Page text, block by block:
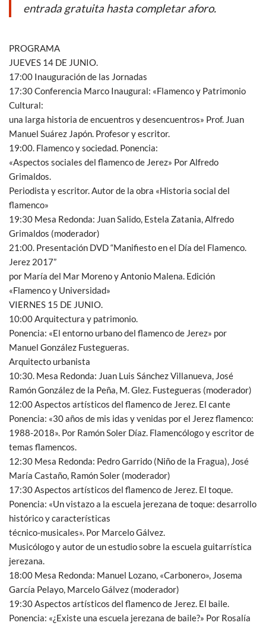
entrada gratuita hasta completar aforo.
PROGRAMA
JUEVES 14 DE JUNIO.
17:00 Inauguración de las Jornadas
17:30 Conferencia Marco Inaugural: «Flamenco y Patrimonio
Cultural:
una larga historia de encuentros y desencuentros» Prof. Juan
Manuel Suárez Japón. Profesor y escritor.
19:00. Flamenco y sociedad. Ponencia:
«Aspectos sociales del flamenco de Jerez» Por Alfredo
Grimaldos.
Periodista y escritor. Autor de la obra «Historia social del
flamenco»
19:30 Mesa Redonda: Juan Salido, Estela Zatania, Alfredo
Grimaldos (moderador)
21:00. Presentación DVD “Manifiesto en el Día del Flamenco.
Jerez 2017”
por María del Mar Moreno y Antonio Malena. Edición
«Flamenco y Universidad»
VIERNES 15 DE JUNIO.
10:00 Arquitectura y patrimonio.
Ponencia: «El entorno urbano del flamenco de Jerez» por
Manuel González Fustegueras.
Arquitecto urbanista
10:30. Mesa Redonda: Juan Luis Sánchez Villanueva, José
Ramón González de la Peña, M. Glez. Fustegueras (moderador)
12:00 Aspectos artísticos del flamenco de Jerez. El cante
Ponencia: «30 años de mis idas y venidas por el Jerez flamenco:
1988-2018». Por Ramón Soler Díaz. Flamencólogo y escritor de
temas flamencos.
12:30 Mesa Redonda: Pedro Garrido (Niño de la Fragua), José
María Castaño, Ramón Soler (moderador)
17:30 Aspectos artísticos del flamenco de Jerez. El toque.
Ponencia: «Un vistazo a la escuela jerezana de toque: desarrollo
histórico y características
técnico-musicales». Por Marcelo Gálvez.
Musicólogo y autor de un estudio sobre la escuela guitarrística
jerezana.
18:00 Mesa Redonda: Manuel Lozano, «Carbonero», Josema
García Pelayo, Marcelo Gálvez (moderador)
19:30 Aspectos artísticos del flamenco de Jerez. El baile.
Ponencia: «¿Existe una escuela jerezana de baile?» Por Rosalía